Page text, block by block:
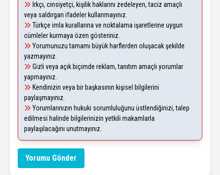
Irkçı, cinsiyetçi, kişilik haklarını zedeleyen, taciz amaçlı
veya saldırgan ifadeler kullanmayınız.
Türkçe imla kurallarına ve noktalama işaretlerine uygun
cümleler kurmaya özen gösteriniz.
Yorumunuzu tamamı büyük harflerden oluşacak şekilde
yazmayınız.
Gizli veya açık biçimde reklam, tanıtım amaçlı yorumlar
yapmayınız.
Kendinizin veya bir başkasının kişisel bilgilerini
paylaşmayınız.
Yorumlarınızın hukuki sorumluluğunu üstlendiğinizi, talep
edilmesi halinde bilgilerinizin yetkili makamlarla
paylaşılacağını unutmayınız.
Yorumu Gönder